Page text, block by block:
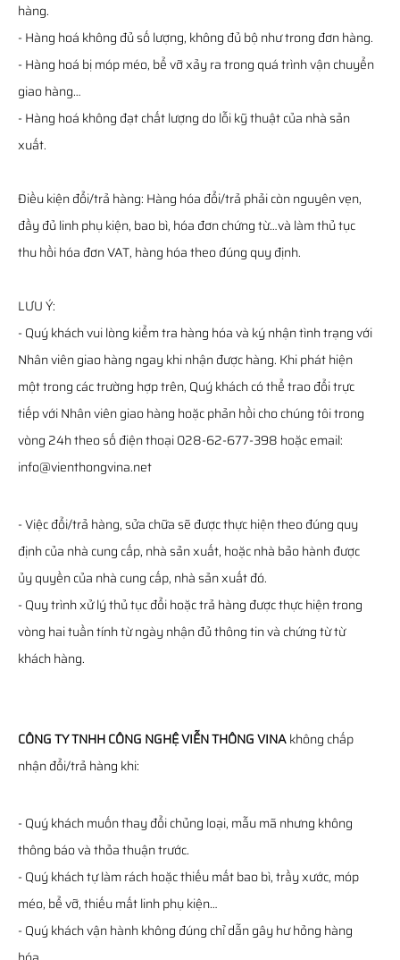
hàng.
- Hàng hoá không đủ số lượng, không đủ bộ như trong đơn hàng.
- Hàng hoá bị móp méo, bể vỡ xảy ra trong quá trình vận chuyển
giao hàng…
- Hàng hoá không đạt chất lượng do lỗi kỹ thuật của nhà sản
xuất.
Điều kiện đổi/trả hàng: Hàng hóa đổi/trả phải còn nguyên vẹn,
đầy đủ linh phụ kiện, bao bì, hóa đơn chứng từ…và làm thủ tục
thu hồi hóa đơn VAT, hàng hóa theo đúng quy định.
LƯU Ý:
- Quý khách vui lòng kiểm tra hàng hóa và ký nhận tình trạng với
Nhân viên giao hàng ngay khi nhận được hàng. Khi phát hiện
một trong các trường hợp trên, Quý khách có thể trao đổi trực
tiếp với Nhân viên giao hàng hoặc phản hồi cho chúng tôi trong
vòng 24h theo số điện thoại 028-62-677-398 hoặc email:
info@vienthongvina.net
- Việc đổi/trả hàng, sửa chữa sẽ được thực hiện theo đúng quy
định của nhà cung cấp, nhà sản xuất, hoặc nhà bảo hành được
ủy quyền của nhà cung cấp, nhà sản xuất đó.
- Quy trình xử lý thủ tục đổi hoặc trả hàng được thực hiện trong
vòng hai tuần tính từ ngày nhận đủ thông tin và chứng từ từ
khách hàng.
CÔNG TY TNHH CÔNG NGHỆ VIỄN THÔNG VINAkhông chấp
nhận đổi/trả hàng khi:
- Quý khách muốn thay đổi chủng loại, mẫu mã nhưng không
thông báo và thỏa thuận trước.
- Quý khách tự làm rách hoặc thiếu mất bao bì, trầy xước, móp
méo, bể vỡ, thiếu mất linh phụ kiện…
- Quý khách vận hành không đúng chỉ dẫn gây hư hỏng hàng